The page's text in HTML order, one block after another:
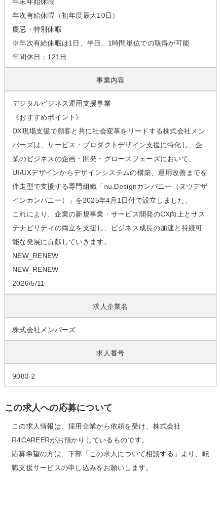
年次有給休暇（初年度最大10日）
慶忌・特別休暇
※年次有給休暇は1日、半日、1時間単位での取得が可能
年間休日：121日
事業内容
デジタルビジネス運用支援事業
《おすすめポイント》
DX現場支援で顧客と共に社会変革をリードする株式会社メン
バーズは、サービス・プロダクトデザイン支援に特化し、企
業のビジネスの企画・開発・グロースフェーズにおいて、
UI/UXデザインからデザインシステムの構築、運用改善までを
伴走型で支援する専門組織「nu.Designカンパニー（ヌウデザ
インカンパニー）」を2025年4月1日付で設立しました。
これにより、企業の新規事業・サービス開発のCX向上とサス
テナビリティの両立を支援し、ビジネス成長の加速と持続可
能な発展に貢献していきます。
NEW_RENEW
NEW_RENEW
2026/5/11
求人企業名
株式会社メンバーズ
求人番号
9083-2
この求人への応募について
この求人情報は、採用企業から依頼を受け、株式会社
R4CAREERがお預かりしているものです。
応募希望の方は、下部「この求人について相談する」より、転
職支援サービスの申し込みをお願いします。